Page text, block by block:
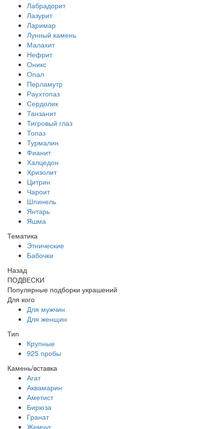
Лабрадорит
Лазурит
Ларимар
Лунный камень
Малахит
Нефрит
Оникс
Опал
Перламутр
Раухтопаз
Сердолик
Танзанит
Тигровый глаз
Топаз
Турмалин
Фианит
Халцедон
Хризолит
Цитрин
Чароит
Шпинель
Янтарь
Яшма
Тематика
Этнические
Бабочки
Назад
ПОДВЕСКИ
Популярные подборки украшений
Для кого
Для мужчин
Для женщин
Тип
Крупные
925 пробы
Камень/вставка
Агат
Аквамарин
Аметист
Бирюза
Гранат
Жемчуг